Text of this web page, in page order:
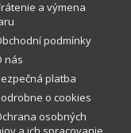
a výmena
podmínky
nás
platba
o cookies
osobných